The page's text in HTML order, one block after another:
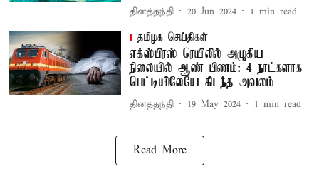
தினத்தந்தி 20 Jun 2024 1 min read
தமிழக செய்திகள்
எக்ஸ்பிரஸ் ரெயிலில் அழுகிய
நிலையில் ஆண் பிணம்: 4 நாட்களாக
பெட்டியிலேயே கிடந்த அவலம்
தினத்தந்தி 19 May 2024 1 min read
Read More